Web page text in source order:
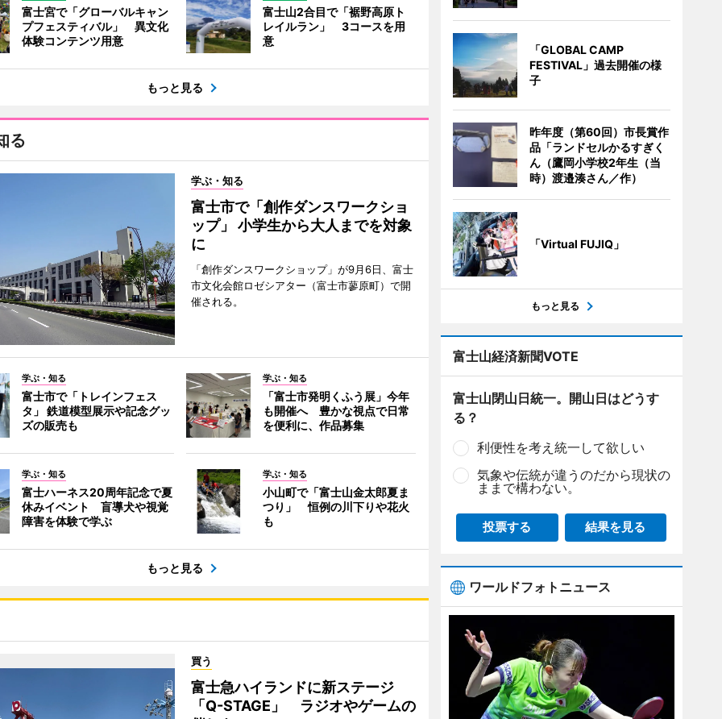
富士宮で「グローバルキャン
プフェスティバル」 異文化
体験コンテンツ用意
富士山2合目で「裾野高原ト
レイルラン」 3コースを用
意
もっと見る
る
学ぶ・知る
富士市で「創作ダンスワークショ
ップ」 小学生から大人までを対象
に
「創作ダンスワークショップ」が9月6日、富士
市文化会館ロゼシアター（富士市蓼原町）で開
催される。
学ぶ・知る
富士市で「トレインフェス
タ」 鉄道模型展示や記念グッ
ズの販売も
学ぶ・知る
「富士市発明くふう展」今年
も開催へ 豊かな視点で日常
を便利に、作品募集
学ぶ・知る
富士ハーネス20周年記念で夏
休みイベント 盲導犬や視覚
障害を体験で学ぶ
学ぶ・知る
小山町で「富士山金太郎夏ま
つり」 恒例の川下りや花火
も
もっと見る
買う
富士急ハイランドに新ステージ
「Q-STAGE」 ラジオやゲームの
「GLOBAL CAMP
FESTIVAL」過去開催の様
子
昨年度（第60回）市長賞作
品「ランドセルかるすぎく
ん（鷹岡小学校2年生（当
時）渡邉湊さん／作）
「Virtual FUJIQ」
もっと見る
富士山経済新聞VOTE
富士山閉山日統一。開山日はどうす
る？
利便性を考え統一して欲しい
気象や伝統が違うのだから現状の
ままで構わない。
投票する 結果を見る
ワールドフォトニュース